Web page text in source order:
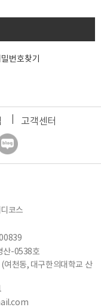
번호찾기
고객센터
코스
산-0538호
여천동, 대구한의대학교 산